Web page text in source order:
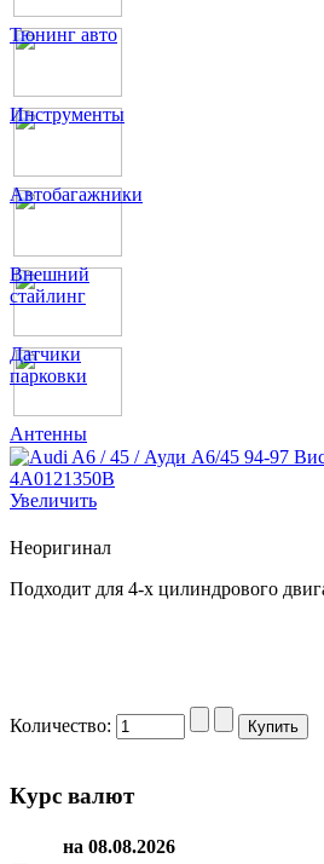
Тюнинг авто
Инструменты
Автобагажники
Внешний
стайлинг
Датчики
парковки
Антенны
Увеличить
Неоригинал
Подходит для 4-х цилиндрового
Количество:
Курс валют
на 08.08.2026